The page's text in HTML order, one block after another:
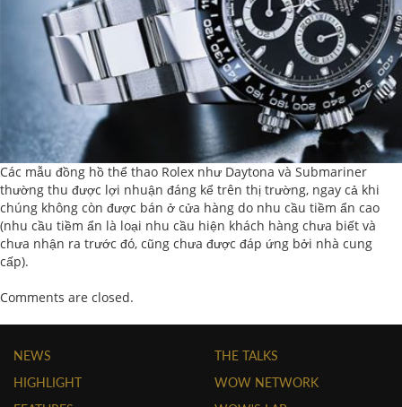
Các mẫu đồng hồ thể thao Rolex như Daytona và Submariner
thường thu được lợi nhuận đáng kể trên thị trường, ngay cả khi
chúng không còn được bán ở cửa hàng do nhu cầu tiềm ẩn cao
(nhu cầu tiềm ẩn là loại nhu cầu hiện khách hàng chưa biết và
chưa nhận ra trước đó, cũng chưa được đáp ứng bởi nhà cung
cấp).
Comments are closed.
NEWS
HIGHLIGHT
THE TALKS
WOW NETWORK